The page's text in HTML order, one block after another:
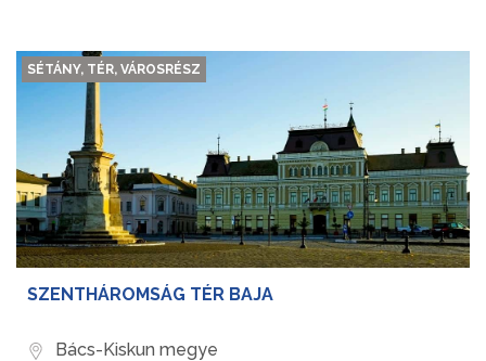
SÉTÁNY, TÉR, VÁROSRÉSZ
SZENTHÁROMSÁG TÉR BAJA
Bács-Kiskun megye